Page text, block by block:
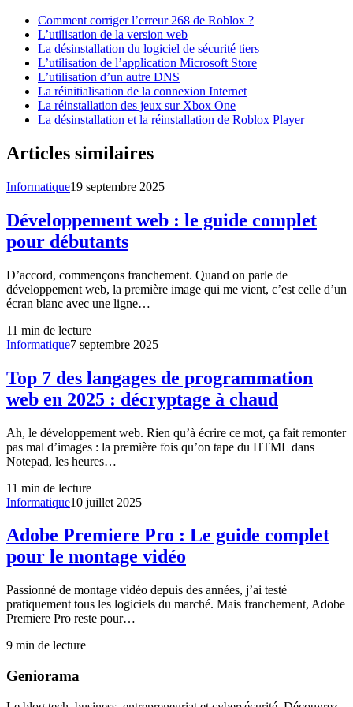
Comment corriger l’erreur 268 de Roblox ?
L’utilisation de la version web
La désinstallation du logiciel de sécurité tiers
L’utilisation de l’application Microsoft Store
L’utilisation d’un autre DNS
La réinitialisation de la connexion Internet
La réinstallation des jeux sur Xbox One
La désinstallation et la réinstallation de Roblox Player
Articles similaires
Informatique19 septembre 2025
Développement web : le guide complet
pour débutants
D’accord, commençons franchement. Quand on parle de
développement web, la première image qui me vient, c’est celle d’un
écran blanc avec une ligne…
11 min de lecture
Informatique7 septembre 2025
Top 7 des langages de programmation
web en 2025 : décryptage à chaud
Ah, le développement web. Rien qu’à écrire ce mot, ça fait remonter
pas mal d’images : la première fois qu’on tape du HTML dans
Notepad, les heures…
11 min de lecture
Informatique10 juillet 2025
Adobe Premiere Pro : Le guide complet
pour le montage vidéo
Passionné de montage vidéo depuis des années, j’ai testé
pratiquement tous les logiciels du marché. Mais franchement, Adobe
Premiere Pro reste pour…
9 min de lecture
Geniorama